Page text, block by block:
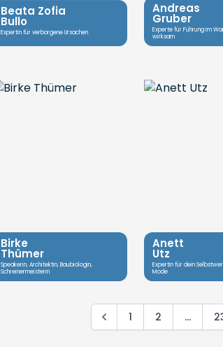
Beata Zofia
Bullo
Expertin für verborgene Ursachen
Andreas
Gruber
Experte für Führung im
wirksam
Birke
Thümer
Speakerin, Architektin, Baubiologin,
Schreinermeisterin
Anett
Utz
Expertin für dein
Mode
1 2 ...